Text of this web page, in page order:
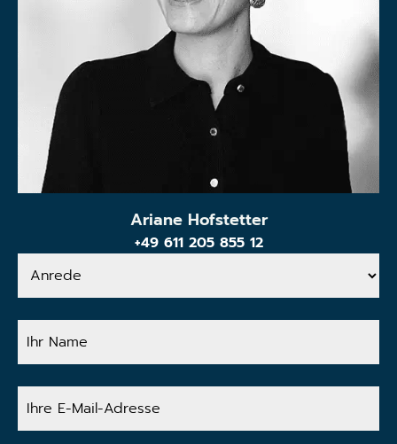
Ariane Hofstetter
+49 611 205 855 12
Anrede
Ihr
Name
Ihre
E-
Adresse